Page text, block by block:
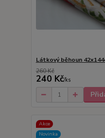
Látkový běhoun
260 Kč
240 Kč/ks
Akce
Novinka